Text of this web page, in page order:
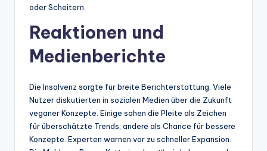
oder Scheitern.
Reaktionen und
Medienberichte
Die Insolvenz sorgte für breite Berichterstattung. Viele
Nutzer diskutierten in sozialen Medien über die Zukunft
veganer Konzepte. Einige sahen die Pleite als Zeichen
für überschätzte Trends, andere als Chance für bessere
Konzepte. Experten warnen vor zu schneller Expansion.